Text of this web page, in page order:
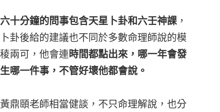
六十分鐘的問事包含天星 卜卦和六壬神課，
卜卦後給的建議也不同於多數命理師說的模
稜兩可，他會連時間都點出來，哪一年會發
生哪一件事，不管好壞他都會說。
黃鼎頤老師相當健談，不只命理解說，也分